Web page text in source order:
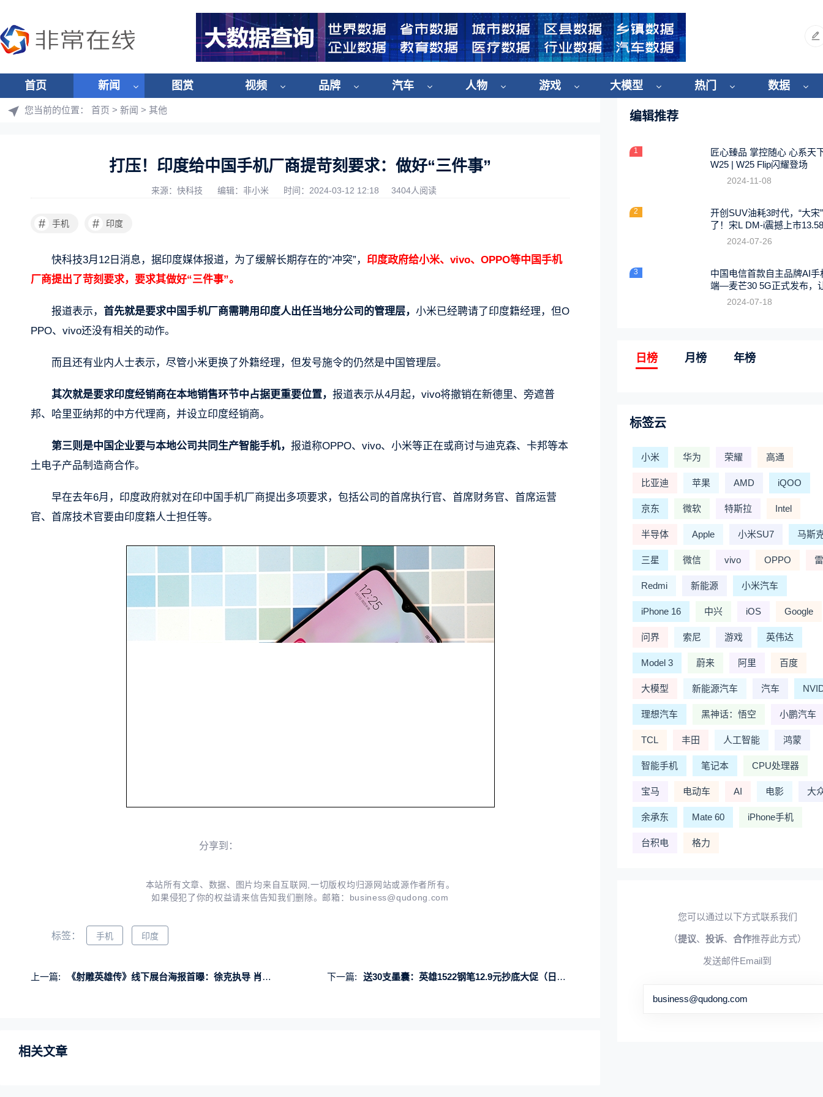
首页 新闻 图赏 视频 品牌 汽车 人物 游戏 大模型 热门 数据
您当前的位置： 首页 > 新闻 > 其他
打压！印度给中国手机厂商提苛刻要求：做好“三件事”
来源：快科技 编辑：非小米 时间：2024-03-12 12:18 3404人阅读
# 手机 # 印度
快科技3月12日消息，据印度媒体报道，为了缓解长期存在的“冲突”， 印度政府给小米、vivo、OPPO等中国手机
厂商提出了苛刻要求，要求其做好“三件事”。
报道表示， 首先就是要求中国手机厂商需聘用印度人出任当地分公司的管理层， 小米已经聘请了印度籍经理，但O
PPO、vivo还没有相关的动作。
而且还有业内人士表示，尽管小米更换了外籍经理，但发号施令的仍然是中国管理层。
其次就是要求印度经销商在本地销售环节中占据更重要位置， 报道表示从4月起，vivo将撤销在新德里、旁遮普
邦、哈里亚纳邦的中方代理商，并设立印度经销商。
第三则是中国企业要与本地公司共同生产智能手机， 报道称OPPO、vivo、小米等正在或商讨与迪克森、卡邦等本
土电子产品制造商合作。
早在去年6月，印度政府就对在印中国手机厂商提出多项要求，包括公司的首席执行官、首席财务官、首席运营
官、首席技术官要由印度籍人士担任等。
分享到：
本站所有文章、数据、图片均来自互联网,一切版权均归源网站或源作者所有。
如果侵犯了你的权益请来信告知我们删除。邮箱： business@qudong.com
标签： 手机 印度
上一篇: 《射雕英雄传》线下展台海报首曝：徐克执导 肖战出演！ 下一篇: 送30支墨囊：英雄1522钢笔12.9元抄底大促（日常48.9元）
相关文章
编辑推荐
1
匠心臻品 掌控随心 心系天
W25 | W25 Flip闪耀登场
2024-11-08
2
开创SUV油耗3时代，“大宋
了！宋L DM-i震撼上市
2024-07-26
3
中国电信首款自主品牌AI手
端—麦芒30 5G正式发布，
触手可及
2024-07-18
日榜 月榜 年榜
标签云
小米 华为 荣耀 高通
比亚迪 苹果 AMD iQOO
京东 微软 特斯拉 Intel
半导体 Apple 小米SU7 马斯
三星 微信 vivo OPPO
Redmi 新能源 小米汽车
iPhone 16 中兴 iOS Google
问界 索尼 游戏 英伟达
Model 3 蔚来 阿里 百度
大模型 新能源汽车 汽车
理想汽车 黑神话：悟空 小鹏汽车
TCL 丰田 人工智能 鸿蒙
智能手机 笔记本 CPU处理器
宝马 电动车 AI 电影 大
余承东 Mate 60 iPhone手机
台积电 格力
您可以通过以下方式联系我们
（提议、 投诉、 合作推荐此方式）
发送邮件Email到
business@qudong.com